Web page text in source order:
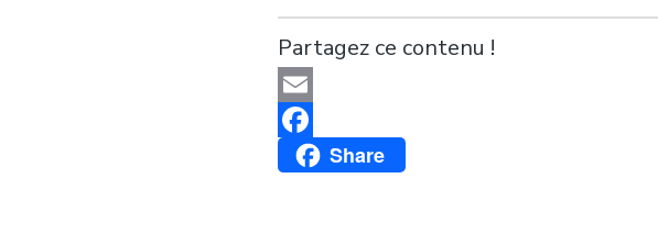
Partagez ce contenu !
Email
Facebook
Share